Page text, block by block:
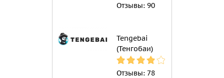
Отзывы: 90
Tengebai
(Тенгобаи)
Отзывы: 78